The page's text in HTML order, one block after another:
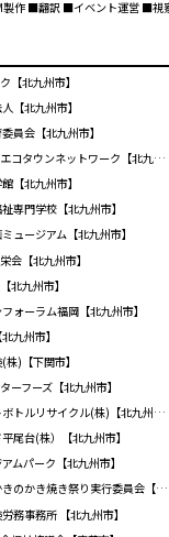
■翻訳 ■イベント運営 ■視
【北九州市】
【北九州市】
員会【北九州市】
(一社)北九州エコタウンネットワーク【北九州市】
【北九州市】
専門学校【北九州市】
ュージアム【北九州市】
会【北九州市】
北九州市】
ォーラム福岡【北九州市】
九州市】
)【下関市】
ーフーズ【北九州市】
西日本ペットボトルリサイクル(株)【北九州市】
尾台(株）【北九州市】
ムパーク【北九州市】
豊前海一粒かきのかき焼き祭り実行委員会【北九州市】
務事務所 【北九州市】